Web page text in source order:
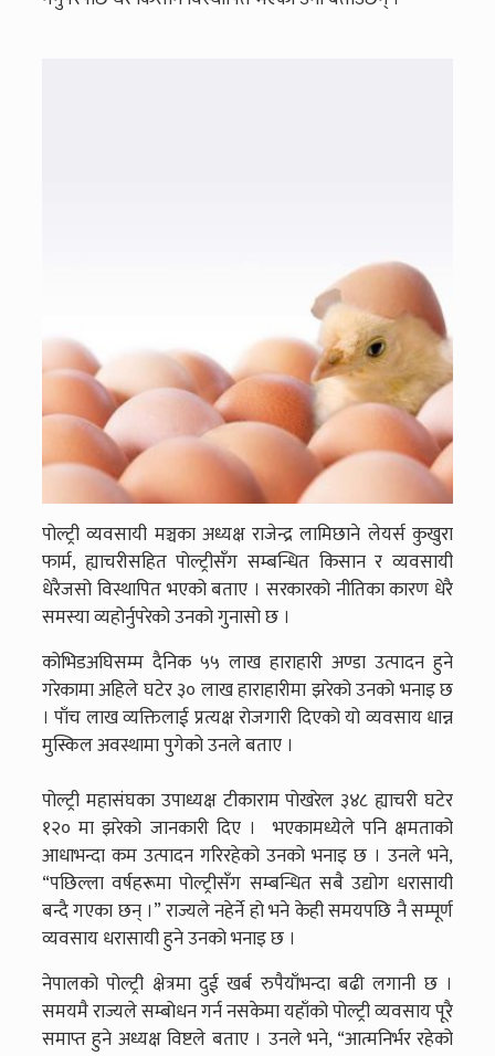
पोल्ट्री व्यवसायी मञ्चका अध्यक्ष राजेन्द्र लामिछाने लेयर्स कुखुरा
फार्म, ह्याचरीसहित पोल्ट्रीसँग सम्बन्धित किसान र व्यवसायी
धेरैजसो विस्थापित भएको बताए । सरकारको नीतिका कारण धेरै
समस्या व्यहोर्नुपरेको उनको गुनासो छ ।
कोभिडअघिसम्म दैनिक ५५ लाख हाराहारी अण्डा उत्पादन हुने
गरेकामा अहिले घटेर ३० लाख हाराहारीमा झरेको उनको भनाइ छ
। पाँच लाख व्यक्तिलाई प्रत्यक्ष रोजगारी दिएको यो व्यवसाय धान्न
मुस्किल अवस्थामा पुगेको उनले बताए ।
पोल्ट्री महासंघका उपाध्यक्ष टीकाराम पोखरेल ३४८ ह्याचरी घटेर
१२० मा झरेको जानकारी दिए । भएकामध्येले पनि क्षमताको
आधाभन्दा कम उत्पादन गरिरहेको उनको भनाइ छ । उनले भने,
“पछिल्ला वर्षहरूमा पोल्ट्रीसँग सम्बन्धित सबै उद्योग धरासायी
बन्दै गएका छन् ।” राज्यले नहेर्ने हो भने केही समयपछि नै सम्पूर्ण
व्यवसाय धरासायी हुने उनको भनाइ छ ।
नेपालको पोल्ट्री क्षेत्रमा दुई खर्ब रुपैयाँभन्दा बढी लगानी छ ।
समयमै राज्यले सम्बोधन गर्न नसकेमा यहाँको पोल्ट्री व्यवसाय पूरै
समाप्त हुने अध्यक्ष विष्टले बताए । उनले भने, “आत्मनिर्भर रहेको